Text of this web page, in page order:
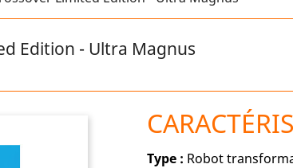
Edition - Ultra Magnus
Type : Robot